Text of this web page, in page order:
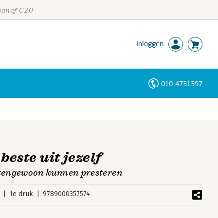
€20
Inloggen
010-4731397
uit jezelf
kunnen presteren
1e druk 9789000357574
Personen